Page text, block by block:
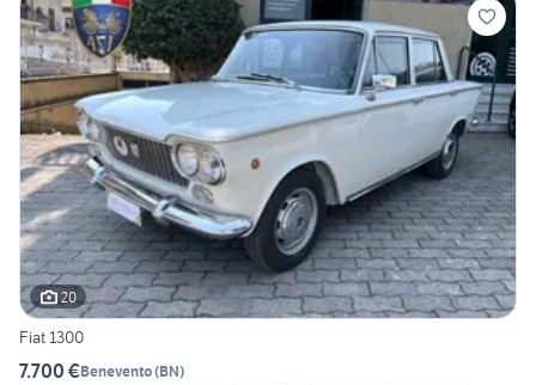
20
Fiat 1300
7.700 €Benevento(BN)